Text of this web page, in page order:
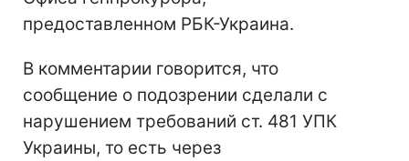
предоставленном РБК-Украина.
В комментарии говорится, что
сообщение о подозрении сделали с
нарушением требований ст. 481 УПК
Украины, то есть через